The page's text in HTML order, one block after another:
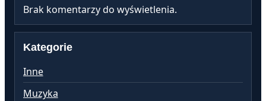
Brak komentarzy do wyświetlenia.
Kategorie
Inne
Muzyka